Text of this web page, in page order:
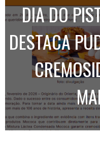
DIA DO
DESTACA